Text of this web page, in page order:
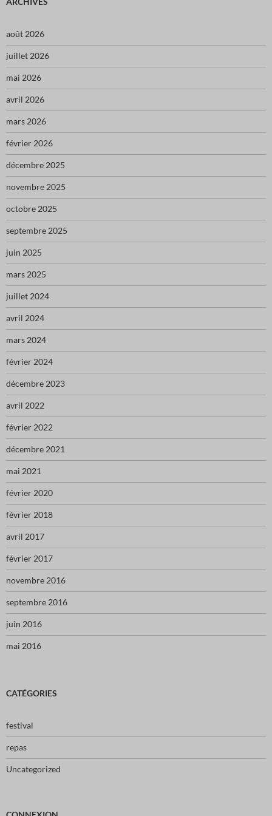
août 2026
juillet 2026
mai 2026
avril 2026
mars 2026
février 2026
décembre 2025
novembre 2025
octobre 2025
septembre 2025
juin 2025
mars 2025
juillet 2024
avril 2024
mars 2024
février 2024
décembre 2023
avril 2022
février 2022
décembre 2021
mai 2021
février 2020
février 2018
avril 2017
février 2017
novembre 2016
septembre 2016
juin 2016
mai 2016
CATÉGORIES
festival
repas
Uncategorized